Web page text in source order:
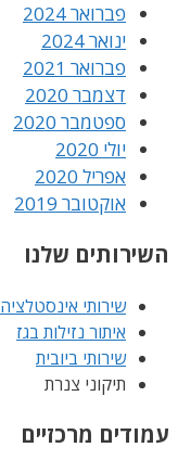
פברואר 2024
ינואר 2024
פברואר 2021
דצמבר 2020
ספטמבר 2020
יולי 2020
אפריל 2020
אוקטובר 2019
השירותים שלנו
שירותי אינסטלציה
איתור נזילות בגז
שירותי ביובית
תיקוני צנרת
עמודים מרכזיים